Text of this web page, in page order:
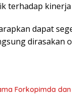
terhadap
dapat
dirasakan
Forkopimda